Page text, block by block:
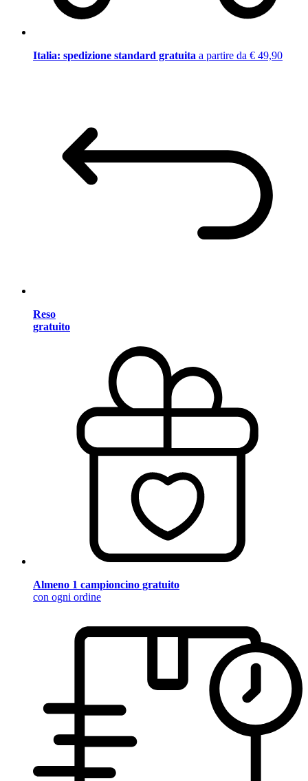
Italia: spedizione standard gratuita a partire da € 49,90
Reso
gratuito
Almeno 1 campioncino gratuito
con ogni ordine